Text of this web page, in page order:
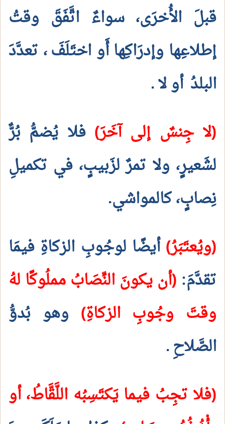
قبلَ الأُخرَى، سواءٌ اتَّفَقَ وقتُ
إطلاعِها وإدرَاكِها أَو اختَلَفَ، تعدَّدَ
البلدُ أو لا.
(لا جِنسٌ إلى آخَرَ) فلا يُضمُّ بُرٌّ
لشَعيرٍ، ولا تمرٌ لزَبيبٍ، في تكميلِ
نِصابٍ، كالمواشي.
(ويُعتَبَرُ)أيضًا لوجُوبِ الزكاةِ فيمَا
تقدَّمَ: (أن يكونَ النِّصَابُ مملُوكًا لهُ
وقتَ وجُوبِ الزكاةِ) وهو بُدوُّ
الصَّلاحِ.
(فلا تجِبُ فيما يَكتَسِبُه اللَّقَّاطُ، أو